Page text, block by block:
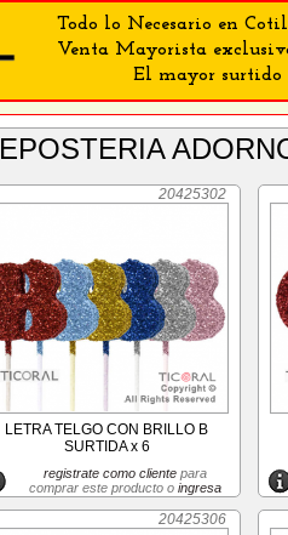
Todo lo Necesario en
Venta Mayorista
El mayor surtido
REPOSTERIA
20425302
LETRA TELGO CON BRILLO B
SURTIDA x 6
registrate como clientepara
comprar este producto o ingresa
20425306